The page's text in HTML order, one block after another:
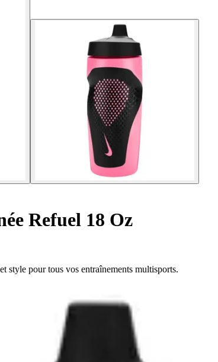
Refuel 18 Oz
style pour tous vos entraînements multisports.